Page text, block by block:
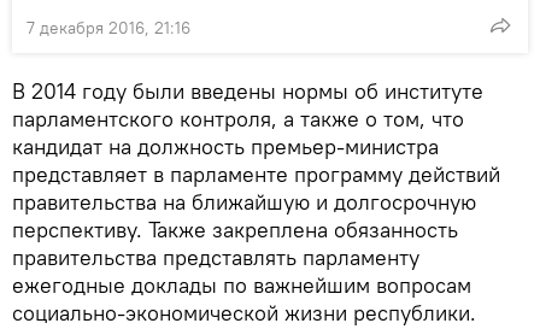
7 декабря 2016, 21:16
В 2014 году были введены нормы об институте
парламентского контроля, а также о том, что
кандидат на должность премьер-министра
представляет в парламенте программу действий
правительства на ближайшую и долгосрочную
перспективу. Также закреплена обязанность
правительства представлять парламенту
ежегодные доклады по важнейшим вопросам
социально-экономической жизни республики.